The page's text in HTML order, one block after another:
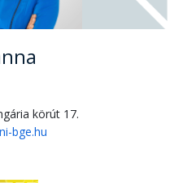
körút 17.
bge.hu